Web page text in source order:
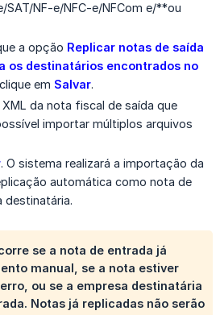
NF-e/NFC-e/NFCom e/**ou
a opção Replicar notas de saída
os destinatários encontrados no
em Salvar.
da nota fiscal de saída que
importar múltiplos arquivos
. O sistema realizará a importação da
automática como nota de
destinatária.
se a nota de entrada já
manual, se a nota estiver
ou se a empresa destinatária
Notas já replicadas não serão